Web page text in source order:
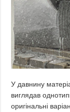
У давнину
виглядав
оригінальні